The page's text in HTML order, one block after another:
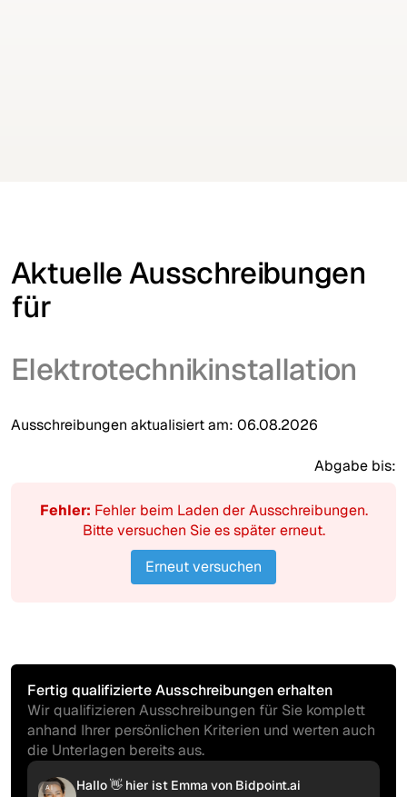
Aktuelle Ausschreibungen
für
Elektrotechnikinstallation
Ausschreibungen aktualisiert am: 06.08.2026
Abgabe bis:
Fehler: Fehler beim Laden der Ausschreibungen.
Bitte versuchen Sie es später erneut.
Erneut versuchen
Fertig qualifizierte Ausschreibungen erhalten
Wir qualifizieren Ausschreibungen für Sie komplett
anhand Ihrer persönlichen Kriterien und werten auch
die Unterlagen bereits aus.
AI
Hallo 👋 hier ist Emma von Bidpoint.ai